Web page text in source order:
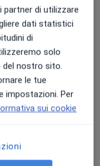
uno spazio di
lavoro vi sono
epigenetici con
ai principi
inclusa
, utilizzate in
benessere
di utilizzare
dati statistici
di
solo
del nostro sito.
le tue
impostazioni. Per
sui cookie